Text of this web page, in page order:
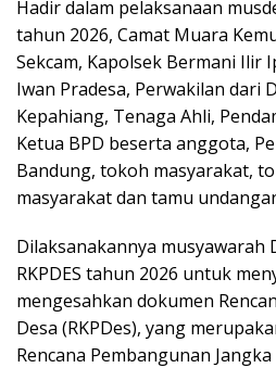
Hadir dalam pelaksanaan
tahun 2026, Camat Muara
Sekcam, Kapolsek Bermani Ilir
Iwan Pradesa, Perwakilan dari
Kepahiang, Tenaga Ahli,
Ketua BPD beserta anggota,
Bandung, tokoh masyarakat,
masyarakat dan tamu
Dilaksanakannya musyawarah
RKPDES tahun 2026 untuk
mengesahkan dokumen
Desa (RKPDes), yang
Rencana Pembangunan